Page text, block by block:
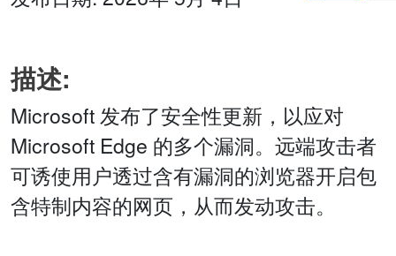
描述:
Microsoft 发布了安全性更新，以应对
Microsoft Edge 的多个漏洞。远端攻击者
可诱使用户透过含有漏洞的浏览器开启包
含特制内容的网页，从而发动攻击。